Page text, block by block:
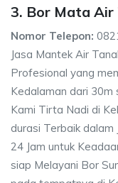
3. Bor Mata Air
Nomor Telepon:
Jasa Mantek Air
Profesional yang
Kedalaman dari 30m
Kami Tirta Nadi di
durasi Terbaik dalam
24 Jam untuk
siap Melayani Bor